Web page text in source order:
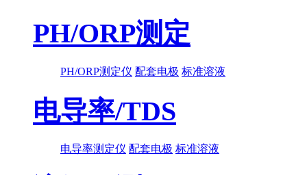
PH/ORP测定
PH/ORP测定仪 配套电极 标准溶液
电导率/TDS
电导率测定仪 配套电极 标准溶液